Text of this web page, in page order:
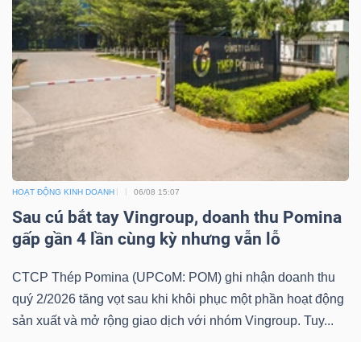
HOẠT ĐỘNG KINH DOANH 06/08 15:07
Sau cú bắt tay Vingroup, doanh thu Pomina
gấp gần 4 lần cùng kỳ nhưng vẫn lỗ
CTCP Thép Pomina (UPCoM: POM) ghi nhận doanh thu
quý 2/2026 tăng vọt sau khi khôi phục một phần hoạt động
sản xuất và mở rộng giao dịch với nhóm Vingroup. Tuy...